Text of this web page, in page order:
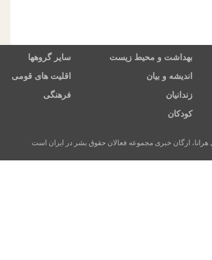
بهداشت و محیط زیست سایر گروهها
اندیشه و بیان اقلیت های قومی
زندانیان فرهنگی
کودکان